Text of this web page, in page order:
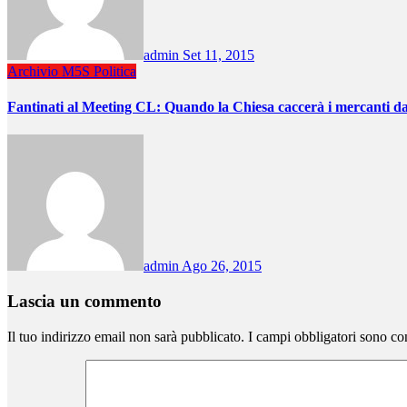
admin Set 11, 2015
Archivio M5S Politica
Fantinati al Meeting CL: Quando la Chiesa caccerà i mercanti
admin Ago 26, 2015
Lascia un commento
Il tuo indirizzo email non sarà pubblicato. I campi obbligatori sono